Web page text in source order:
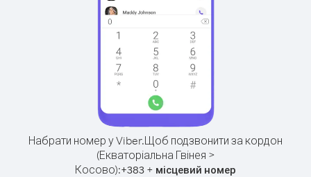
Набрати номер у Viber.Щоб подзвонити за кордон
(Екваторіальна Гвінея >
Косово):+383 + місцевий номер